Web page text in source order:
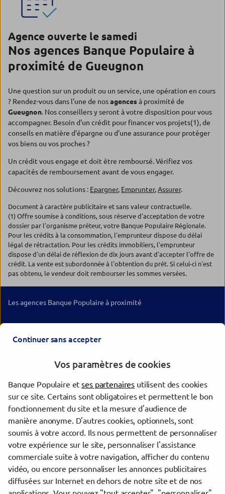
Agence ouverte le samedi
Nos agences Banque Populaire à
proximité de Gueugnon
Une question sur un produit ou un service, une opération en cours
? Rendez-vous dans l'une de nosagencesà proximité de
Gueugnon. Nos conseillers y seront à votre disposition pour vous
accompagner. Besoin d'un crédit pour financer vos projets(1), de
conseils en matière d'épargne ou d'une assurance pour protéger
vos biens ou vos proches ?
Un crédit vous engage et doit être remboursé. Vérifiez vos
capacités de remboursement avant de vous engager.
Découvrez nos solutions : Epargner, Emprunter,Assurer.
Document à caractère publicitaire et sans valeur contractuelle.
(1) Offre soumise à conditions, sous réserve d'acceptation de votre
dossier par l'organisme prêteur, votre Banque Populaire Régionale.
Pour les crédits à la consommation, l'emprunteur dispose du délai
légal de rétractation. Pour les crédits immobiliers, l'emprunteur
dispose d'un délai de réflexion de dix jours avant d'accepter l'offre de
crédit. La vente est subordonnée à l'obtention du prêt. Si celui-ci n'est
pas obtenu, le vendeur doit rembourser les sommes versées.
Les agences Banque Populaire à proximité
PARAY LE MONIAL
MONTCEAU LES MINES
Les agences Banque Populaire dans les villes à proximité
Le Creusot
Trouver une agence Banque Populaire
Saône-et-Loire
Gueugnon
Continuer sans accepter
Vos paramètres de cookies
Banque Populaire etses partenaires utilisent des cookies
sur ce site. Certains sont obligatoires et permettent le bon
fonctionnement du site et la mesure d'audience de
manière anonyme. D'autres cookies, optionnels, sont
soumis à votre accord. Ils nous permettent de personnaliser
votre expérience sur le site, personnaliser l'assistance
commerciale suite à votre navigation, afficher du contenu
vidéo, ou encore personnaliser les annonces publicitaires
diffusées sur Internet en dehors de notre site et de nos